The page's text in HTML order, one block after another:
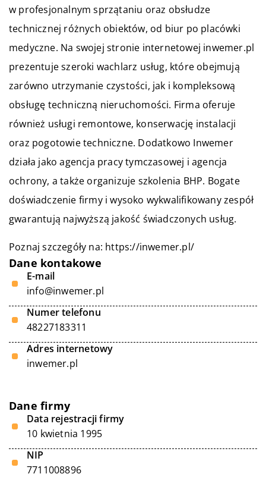
w profesjonalnym sprzątaniu oraz obsłudze
technicznej różnych obiektów, od biur po placówki
medyczne. Na swojej stronie internetowej inwemer.pl
prezentuje szeroki wachlarz usług, które obejmują
zarówno utrzymanie czystości, jak i kompleksową
obsługę techniczną nieruchomości. Firma oferuje
również usługi remontowe, konserwację instalacji
oraz pogotowie techniczne. Dodatkowo Inwemer
działa jako agencja pracy tymczasowej i agencja
ochrony, a także organizuje szkolenia BHP. Bogate
doświadczenie firmy i wysoko wykwalifikowany zespół
gwarantują najwyższą jakość świadczonych usług.
Poznaj szczegóły na: https://inwemer.pl/
Dane kontakowe
E-mail
info@inwemer.pl
Numer telefonu
48227183311
Adres internetowy
inwemer.pl
Dane firmy
Data rejestracji firmy
10 kwietnia 1995
NIP
7711008896